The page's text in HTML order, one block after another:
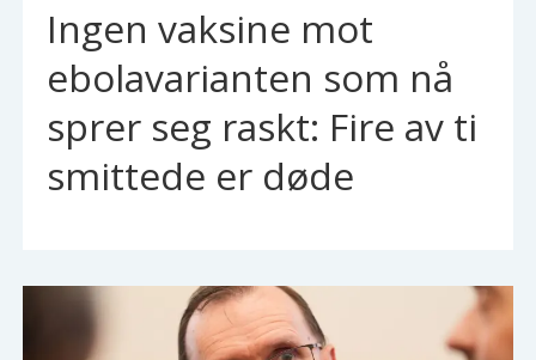
Ingen vaksine mot
ebolavarianten som nå
sprer seg raskt: Fire av ti
smittede er døde